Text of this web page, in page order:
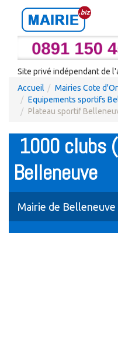
Site privé indépendant de
Accueil
Mairies Cote d'Or
Equipements sportifs
Plateau sportif
1000 clubs
Belleneuve
Mairie de Belleneuve